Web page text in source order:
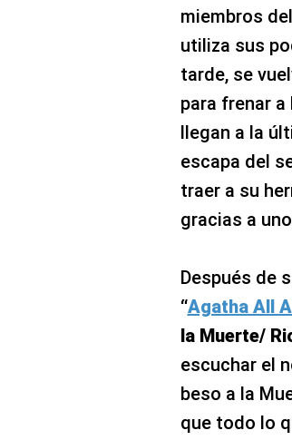
miembros
utiliza sus
tarde, se
para frenar a
llegan a la
escapa del
traer a su
gracias a
Después de
“Agatha All
la Muerte/
escuchar el
beso a la
que todo lo